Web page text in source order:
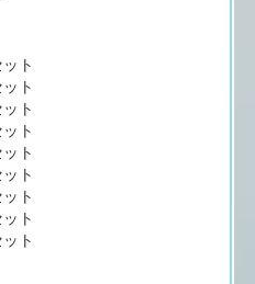
ト
ト
ト
ト
ト
ト
ト
ト
ト